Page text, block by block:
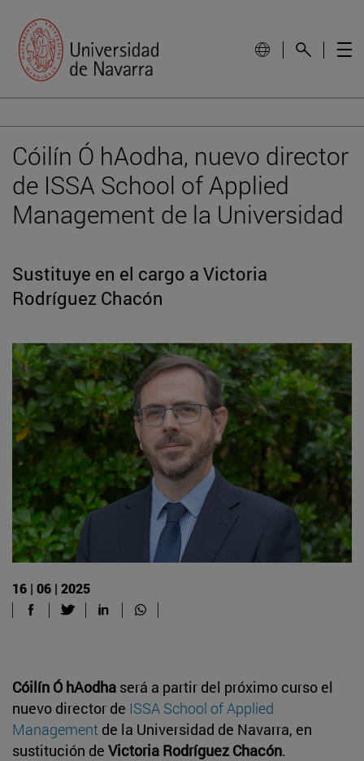
Cóilín Ó hAodha, nuevo director
de ISSA School of Applied
Management de la Universidad
Sustituye en el cargo a Victoria
Rodríguez Chacón
16 | 06 | 2025
Cóilín Ó hAodha será a partir del próximo curso el
nuevo director de ISSA School of Applied
Management de la Universidad de Navarra, en
sustitución de Victoria Rodríguez Chacón.